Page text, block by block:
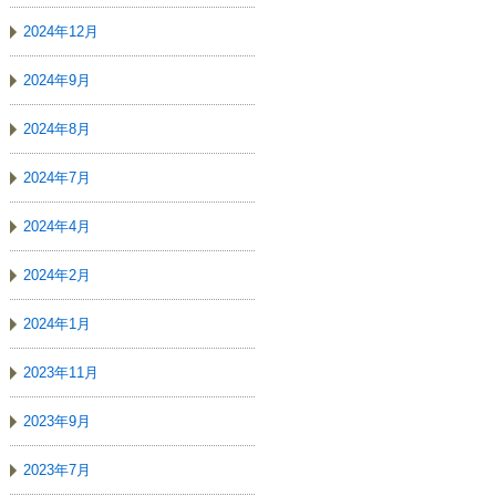
2024年12月
2024年9月
2024年8月
2024年7月
2024年4月
2024年2月
2024年1月
2023年11月
2023年9月
2023年7月